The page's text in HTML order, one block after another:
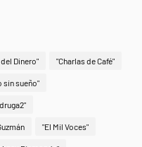
Dinero" "Charlas de Café"
sin sueño"
"El Mil Voces"